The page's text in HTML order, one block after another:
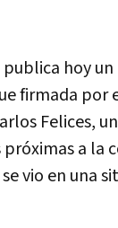
publica hoy
firmada por
Felices,
a la
vio en una